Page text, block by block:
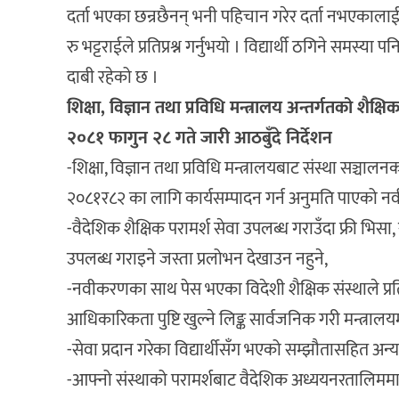
दर्ता भएका छन्रछैनन् भनी पहिचान गरेर दर्ता
रु भट्टराईले प्रतिप्रश्न गर्नुभयो । विद्यार्थी ठगिने
दाबी रहेको छ ।
शिक्षा, विज्ञान तथा प्रविधि मन्त्रालय अन्तर्गतको
२०८१ फागुन २८ गते जारी आठबुँदे निर्देशन
-शिक्षा, विज्ञान तथा प्रविधि मन्त्रालयबाट संस्था
२०८१र८२ का लागि कार्यसम्पादन गर्न अनुमति पाएको
-वैदेशिक शैक्षिक परामर्श सेवा उपलब्ध गराउँदा फ्री भिसा,
उपलब्ध गराइने जस्ता प्रलोभन देखाउन नहुने,
-नवीकरणका साथ पेस भएका विदेशी शैक्षिक संस्थाले
आधिकारिकता पुष्टि खुल्ने लिङ्क सार्वजनिक गरी
-सेवा प्रदान गरेका विद्यार्थीसँग भएको सम्झौतासहित
-आफ्नो संस्थाको परामर्शबाट वैदेशिक अध्ययनरतालिममा